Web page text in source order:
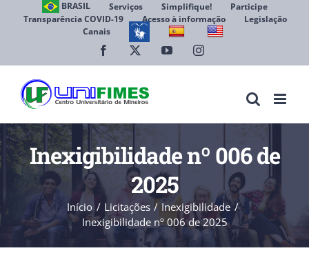
BRASIL Serviços Simplifique!
Participe
Transparência COVID-19
Acesso à informação
Legislação
Canais
Facebook YouTubeInstagram
Inexigibilidade nº 006 de
2025
Início Licitações
Inexigibilidade
Inexigibilidade nº 006 de 2025